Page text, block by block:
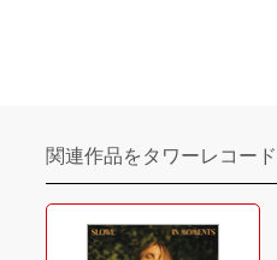
関連作品をタワーレコー